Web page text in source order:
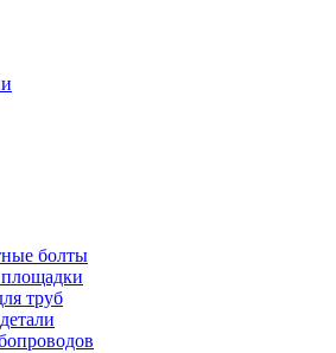
болты
труб